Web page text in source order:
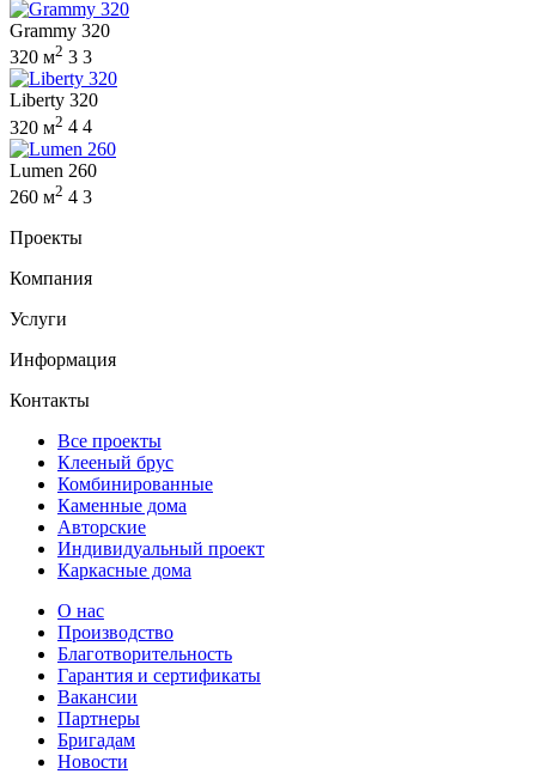
Grammy 320
320 м2 3 3
Liberty 320
320 м2 4 4
Lumen 260
260 м2 4 3
Проекты
Компания
Услуги
Информация
Контакты
Все проекты
Клееный брус
Комбинированные
Каменные дома
Авторские
Индивидуальный проект
Каркасные дома
О нас
Производство
Благотворительность
Гарантия и сертификаты
Вакансии
Партнеры
Бригадам
Новости